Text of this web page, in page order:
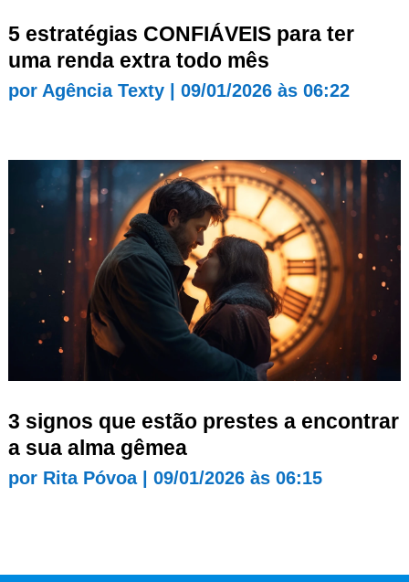
5 estratégias CONFIÁVEIS para ter
uma renda extra todo mês
por Agência Texty| 09/01/2026 às 06:22
3 signos que estão prestes a encontrar
a sua alma gêmea
por Rita Póvoa| 09/01/2026 às 06:15